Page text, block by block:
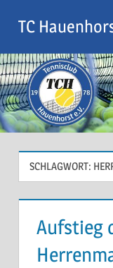
Inhalt
springen
TC
SCHLAGWORT:
Aufstieg